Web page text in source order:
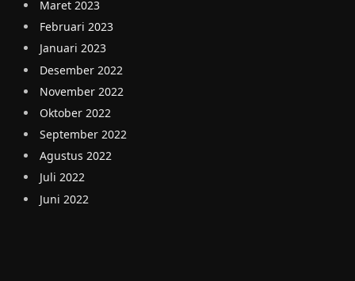
Maret 2023
Februari 2023
Januari 2023
Desember 2022
November 2022
Oktober 2022
September 2022
Agustus 2022
Juli 2022
Juni 2022